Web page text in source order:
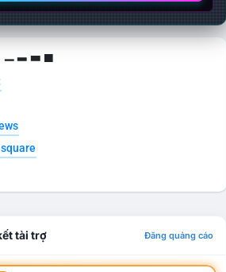
▁ ▂ ▃ ▄
tài trợ Đăng quảng cáo